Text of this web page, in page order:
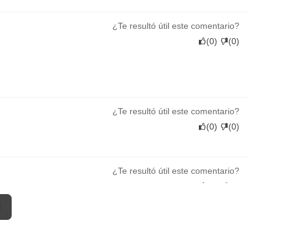
¿Te resultó útil este comentario?
(0) (0)
¿Te resultó útil este comentario?
(0) (0)
¿Te resultó útil este comentario?